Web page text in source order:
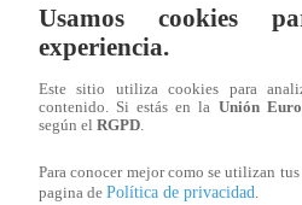
Fiesta latina: Mira el gran reto
cumplieron los finalistas este
Usamos cookies
experiencia.
Este sitio utiliza cookies para
contenido. Si estás en la Unión
según el RGPD
Para conocer mejor como se utilizan
pagina de Política de privacidad